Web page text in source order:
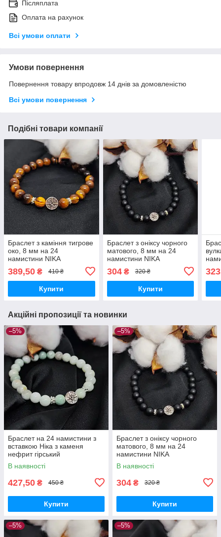
Післяплата
Оплата на рахунок
Всі умови оплати
Умови повернення
Повернення товару впродовж 14 днів за домовленістю
Всі умови повернення
Подібні товари компанії
Браслет з каміння тигрове
око, 8 мм на 24
намистини NIKA
389,50 ₴ 410 ₴
Купити
Браслет з оніксу чорного
матового, 8 мм на 24
намистини NIKA
304₴ 320 ₴
Купити
323
Акційні пропозиції та новинки
–5%
Браслет на 24 намистини з
вставкою Ніка з каменя
нефрит гірський
В наявності
427,50 ₴ 450 ₴
Купити
–5%
Браслет з оніксу чорного
матового, 8 мм на 24
намистини NIKA
В наявності
304 ₴ 320 ₴
Купити
–5% –5%